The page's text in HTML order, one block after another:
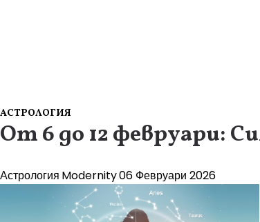
АСТРОЛОГИЯ
От 6 до 12 февруари:
Астрология Modernity06 Февруари 2026